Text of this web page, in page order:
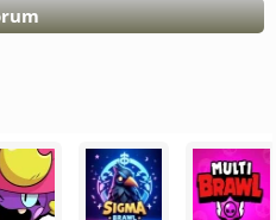
korkutucu bir